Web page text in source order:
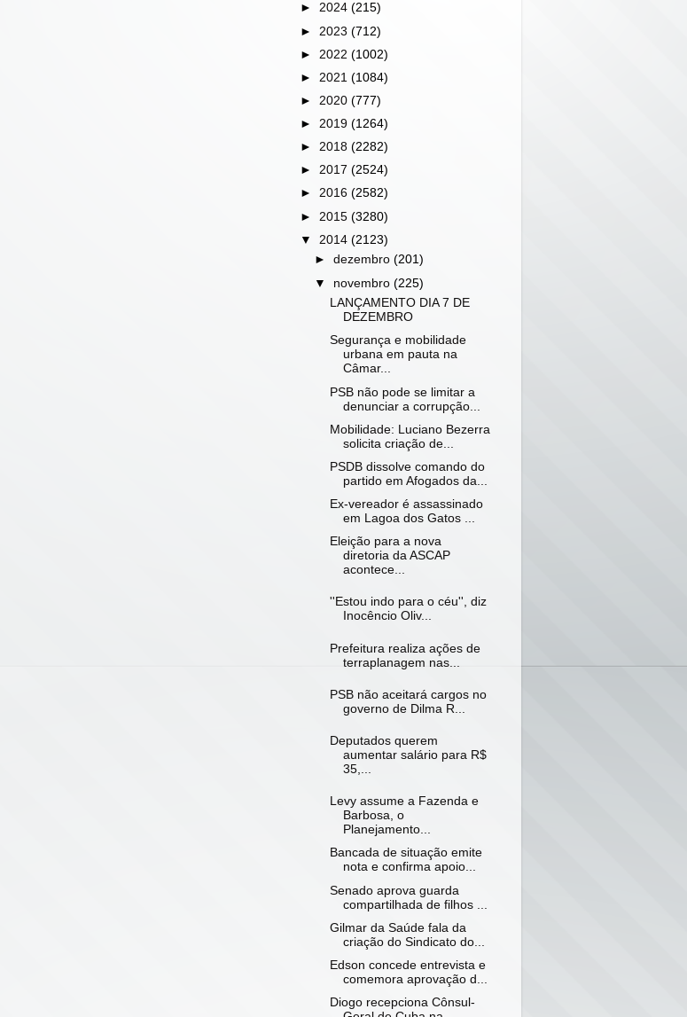
► 2024 (215)
► 2023 (712)
► 2022 (1002)
► 2021 (1084)
► 2020 (777)
► 2019 (1264)
► 2018 (2282)
► 2017 (2524)
► 2016 (2582)
► 2015 (3280)
▼ 2014 (2123)
►dezembro(201)
▼ novembro(225)
LANÇAMENTO DIA 7 DE
DEZEMBRO
Segurança e mobilidade
urbana em pauta na
Câmar...
PSB não pode se limitar a
denunciar a corrupção...
Mobilidade: Luciano Bezerra
solicita criação de...
PSDB dissolve comando do
partido em Afogados da...
Ex-vereador é assassinado
em Lagoa dos Gatos ...
Eleição para a nova
diretoria da ASCAP
acontece...
''Estou indo para o céu'', diz
Inocêncio Oliv...
Prefeitura realiza ações de
terraplanagem nas...
PSB não aceitará cargos no
governo de Dilma R...
Deputados querem
aumentar salário para R$
35,...
Levy assume a Fazenda e
Barbosa, o
Planejamento...
Bancada de situação emite
nota e confirma apoio...
Senado aprova guarda
compartilhada de filhos ...
Gilmar da Saúde fala da
criação do Sindicato do...
Edson concede entrevista e
comemora aprovação d...
Diogo recepciona Cônsul-